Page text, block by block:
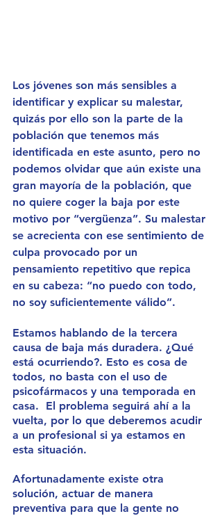
Los jóvenes son más sensibles a
identificar y explicar su malestar,
quizás por ello son la parte de la
población que tenemos más
identificada en este asunto, pero no
podemos olvidar que aún existe una
gran mayoría de la población, que
no quiere coger la baja por este
motivo por “vergüenza”. Su malestar
se acrecienta con ese sentimiento de
culpa provocado por un
pensamiento repetitivo que repica
en su cabeza: “no puedo con todo,
no soy suficientemente válido”.
Estamos hablando de la tercera
causa de baja más duradera. ¿Qué
está ocurriendo?. Esto es cosa de
todos, no basta con el uso de
psicofármacos y una temporada en
casa.  El problema seguirá ahí a la
vuelta, por lo que deberemos acudir
a un profesional si ya estamos en
esta situación.
Afortunadamente existe otra
solución, actuar de manera
preventiva para que la gente no